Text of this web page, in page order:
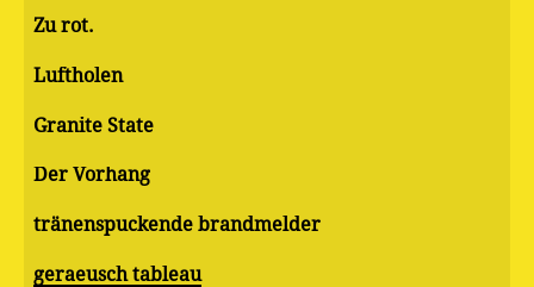
Zu rot.
Luftholen
Granite State
Der Vorhang
tränenspuckende brandmelder
geraeusch tableau